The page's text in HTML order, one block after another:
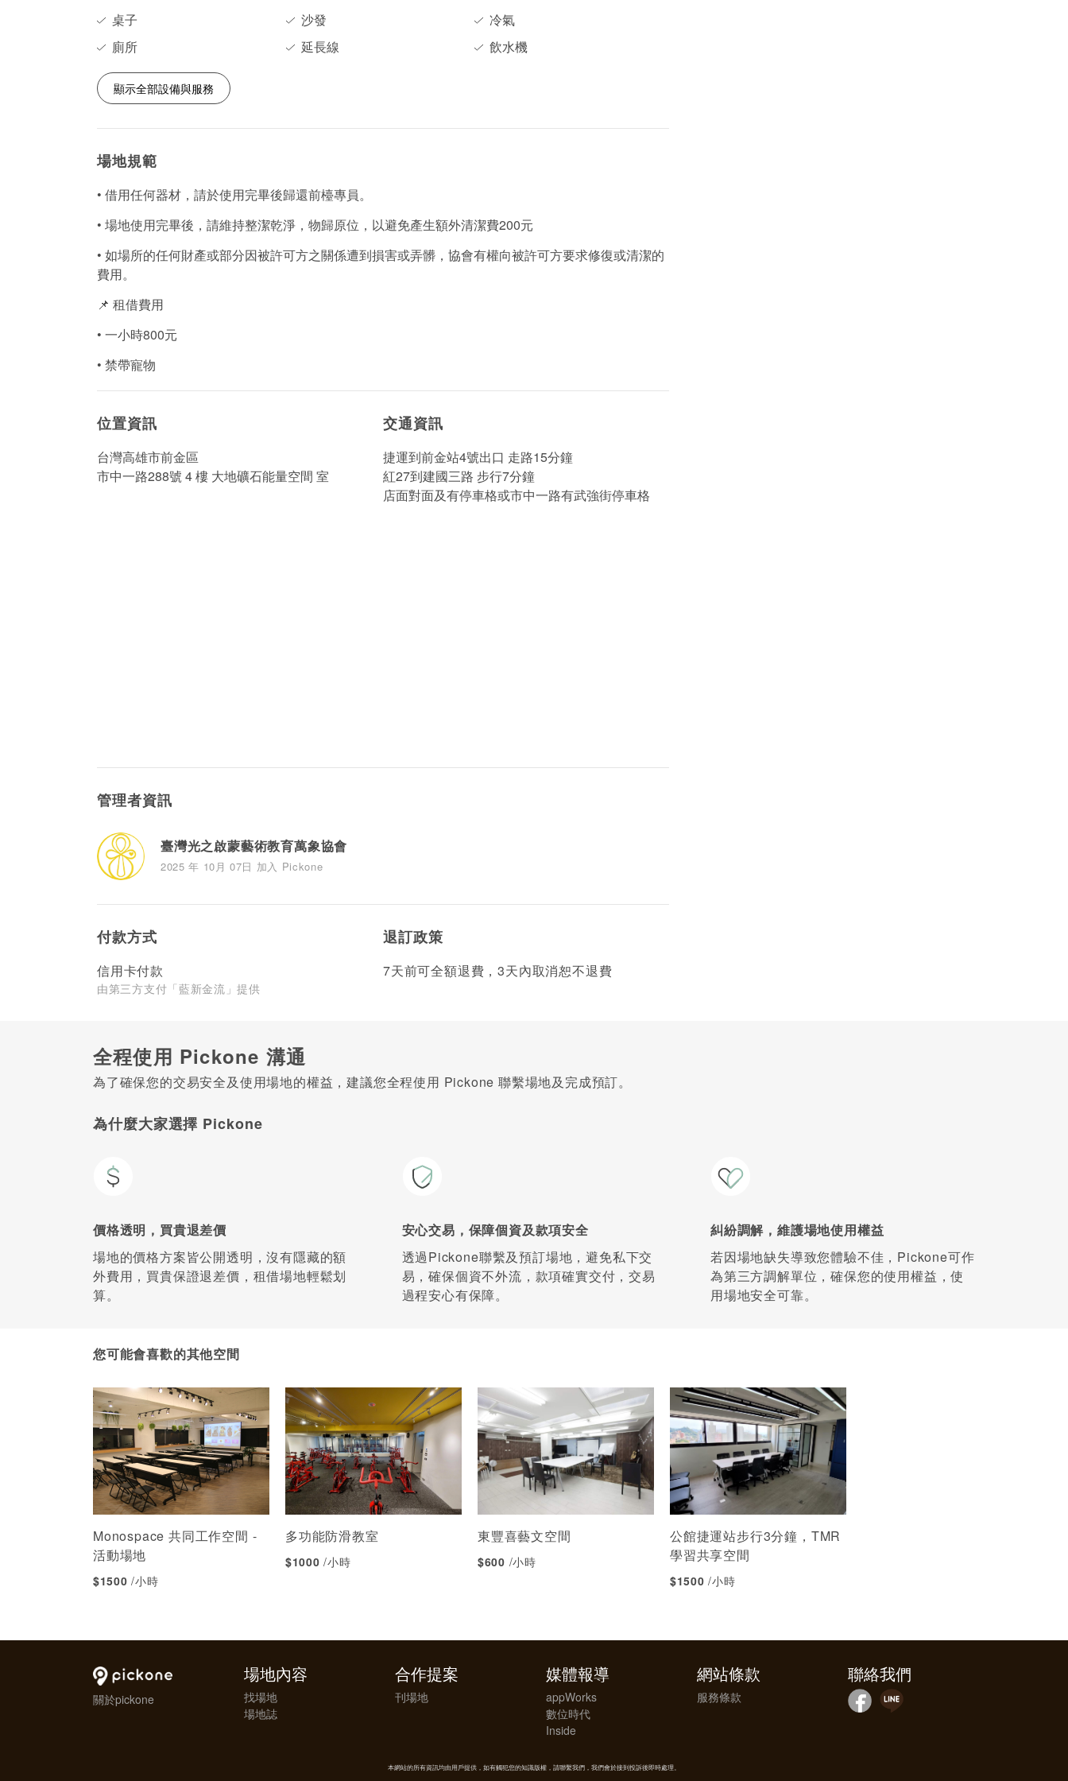
桌子 沙發
冷氣
廁所
延長線 飲水機
顯示全部設備與服務
場地規範
• 借用任何器材，請於使用完畢後歸還前檯專員。
• 場地使用完畢後，請維持整潔乾淨，物歸原位，以避免產生額外清潔費200元
• 如場所的任何財產或部分因被許可方之關係遭到損害或弄髒，協會有權向被許可方要求修復或清潔的
費用。
📌 租借費用
• 一小時800元
• 禁帶寵物
位置資訊
台灣高雄市前金區
市中一路288號 4 樓 大地礦石能量空間 室
交通資訊
捷運到前金站4號出口 走路15分鐘
紅27到建國三路 步行7分鐘
店面對面及有停車格或市中一路有武強街停車格
管理者資訊
臺灣光之啟蒙藝術教育萬象協會
2025 年 10月 07日 加入 Pickone
付款方式
信用卡付款
由第三方支付「藍新金流」提供
退訂政策
7天前可全額退費，3天內取消恕不退費
全程使用 Pickone 溝通
為了確保您的交易安全及使用場地的權益，建議您全程使用 Pickone 聯繫場地及完成預訂。
為什麼大家選擇 Pickone
價格透明，買貴退差價
場地的價格方案皆公開透明，沒有隱藏的額
外費用，買貴保證退差價，租借場地輕鬆划
算。
安心交易，保障個資及款項安全
透過Pickone聯繫及預訂場地，避免私下交
易，確保個資不外流，款項確實交付，交易
過程安心有保障。
糾紛調解，維護場地使用權益
若因場地缺失導致您體驗不佳，Pickone可作
為第三方調解單位，確保您的使用權益，使
用場地安全可靠。
您可能會喜歡的其他空間
Monospace 共同工作空間 -
活動場地
$1500/小時
多功能防滑教室
$1000/小時
東豐喜藝文空間
$600 /小時
公館捷運站步行3分鐘，TMR
學習共享空間
$1500/小時
關於pickone
場地內容
找場地
場地誌
合作提案
刊場地
媒體報導
appWorks
數位時代
Inside
網站條款
服務條款
聯絡我們
本網站的所有資訊均由用戶提供，如有觸犯您的知識版權，請聯繫我們，我們會於接到投訴後即時處理。